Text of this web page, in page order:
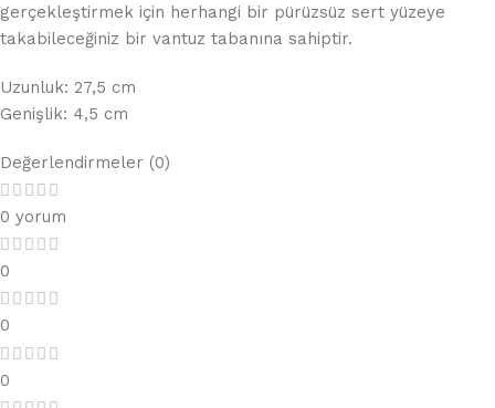
gerçekleştirmek için herhangi bir pürüzsüz sert yüzeye
takabileceğiniz bir vantuz tabanına sahiptir.
Uzunluk: 27,5 cm
Genişlik: 4,5 cm
Değerlendirmeler (0)
0 yorum
0
0
0